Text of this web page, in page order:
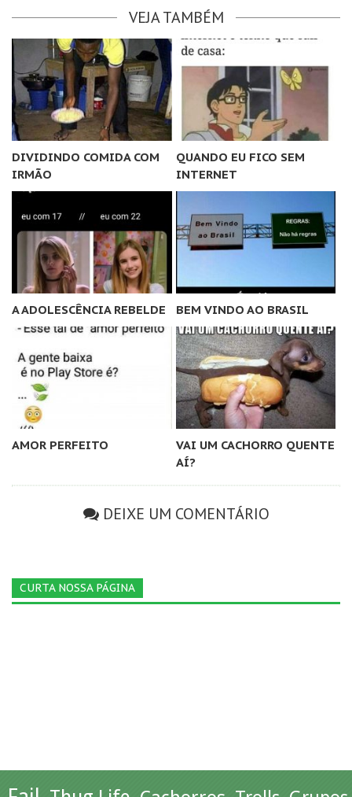
VEJA TAMBÉM
DIVIDINDO COMIDA COM
IRMÃO
QUANDO EU FICO SEM
INTERNET
A ADOLESCÊNCIA REBELDE BEM VINDO AO BRASIL
AMOR PERFEITO
VAI UM CACHORRO QUENTE
AÍ?
DEIXE UM COMENTÁRIO
CURTA NOSSA PÁGINA